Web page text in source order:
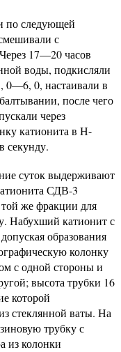
по следующей
с
17—20 часов
воды, подкисляли
0—6, 0, настаивали в
после чего
через
катионита в Н-
секунду.
суток выдерживают
СДВ-3
же фракции для
Набухший катионит с
образования
колонку
с одной стороны и
высота трубки 16
которой
стеклянной ваты. На
трубку с
из колонки